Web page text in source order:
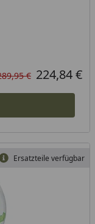
Preis
€ 224,84 €
Ersatzteile verfügbar